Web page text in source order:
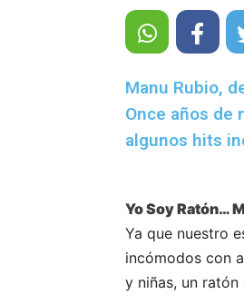
Manu Rubio,
Once años
algunos hits
Yo Soy Ratón…
Ya que nuestro
incómodos con
y niñas, un